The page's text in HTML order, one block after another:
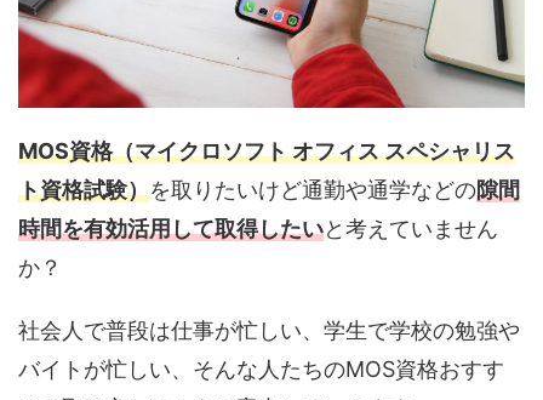
MOS資格（マイクロソフト オフィス スペシャリス
ト資格試験）を取りたいけど通勤や通学などの隙間
時間を有効活用して取得したいと考えていません
か？
社会人で普段は仕事が忙しい、学生で学校の勉強や
バイトが忙しい、そんな人たちのMOS資格おすす